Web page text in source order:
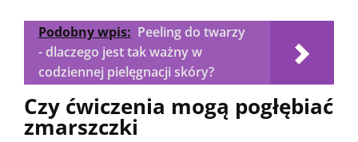
Podobny wpis: Peeling do twarzy
- dlaczego jest tak ważny w
codziennej pielęgnacji skóry?
Czy ćwiczenia mogą pogłębiać
zmarszczki